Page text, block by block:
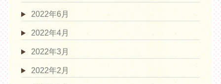
2022年6月
2022年4月
2022年3月
2022年2月